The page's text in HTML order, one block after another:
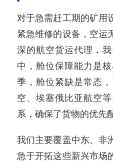
对于急需赶工期的矿用
紧急维修的设备，空运
深的航空货运代理，
中，舱位保障能力是
季，舱位紧缺是常态
空、埃塞俄比亚航空
系，确保了货物的优先
我们主要覆盖中东、非
急于开拓这些新兴市场